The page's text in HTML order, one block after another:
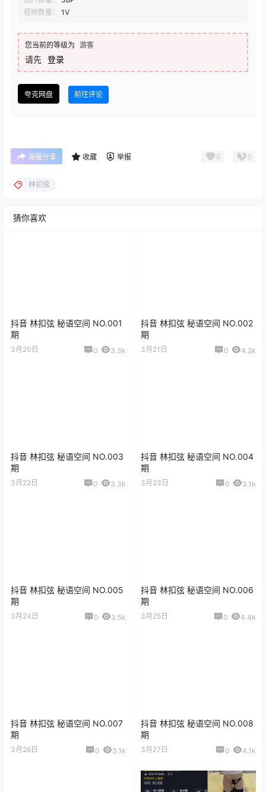
视频数量：
1V
您当前的等级为 游客
请先 登录
夸克网盘 前往评论
海报分享 收藏 举报 0 0
林扣弦
猜你喜欢
抖音 林扣弦 秘语空间 NO.001
期
3月20日 0 3.3k
抖音 林扣弦 秘语空间 NO.002
期
3月21日 0 4.2k
抖音 林扣弦 秘语空间 NO.003
期
3月22日 0 3.3k
抖音 林扣弦 秘语空间 NO.004
期
3月23日 0 3.1k
抖音 林扣弦 秘语空间 NO.005
期
3月24日 0 3.5k
抖音 林扣弦 秘语空间 NO.006
期
3月25日 0 4.4k
抖音 林扣弦 秘语空间 NO.007
期
3月26日 0 3.1k
抖音 林扣弦 秘语空间 NO.008
期
3月27日 0 4.1k